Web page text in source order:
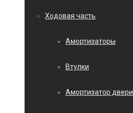
Ходовая часть
Амортизаторы
Втулки
Амортизатор двери